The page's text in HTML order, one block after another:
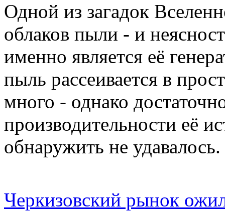
Одной из загадок
облаков пыли - и
именно является её
пыль рассеивается в
много - однако
производительности её
обнаружить не удавалось.
Черкизовский рынок